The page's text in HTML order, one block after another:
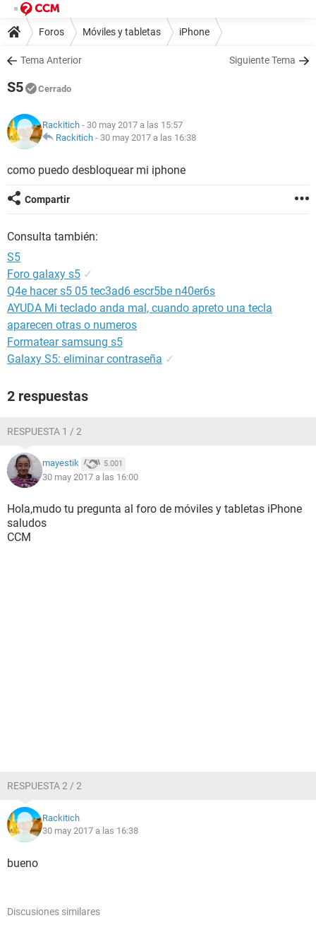
Foros Móviles y tabletas iPhone
Tema Anterior Siguiente Tema
S5 Cerrado
Rackitich - 30 may 2017 a las 15:57
Rackitich - 30 may 2017 a las 16:38
como puedo desbloquear mi iphone
Compartir
Consulta también:
S5
Foro galaxy s5 ✓
Q4e hacer s5 05 tec3ad6 escr5be n40er6s
AYUDA Mi teclado anda mal, cuando apreto una tecla
aparecen otras o numeros
Formatear samsung s5
Galaxy S5: eliminar contraseña ✓
2 respuestas
RESPUESTA 1 / 2
mayestik 5.001
30 may 2017 a las 16:00
Hola,mudo tu pregunta al foro de móviles y tabletas iPhone
saludos
CCM
RESPUESTA 2 / 2
Rackitich
30 may 2017 a las 16:38
bueno
Discusiones similares